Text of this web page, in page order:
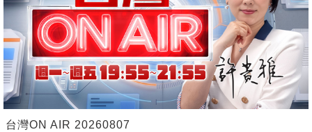
台灣ON AIR 20260807